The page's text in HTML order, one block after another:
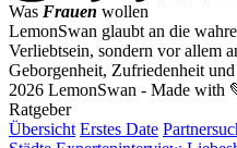
Was Frauen wollen
LemonSwan glaubt an die
Verliebtsein, sondern vor allem
Geborgenheit, Zufriedenheit
2026 LemonSwan - Made with
Ratgeber
Übersicht Erstes Date